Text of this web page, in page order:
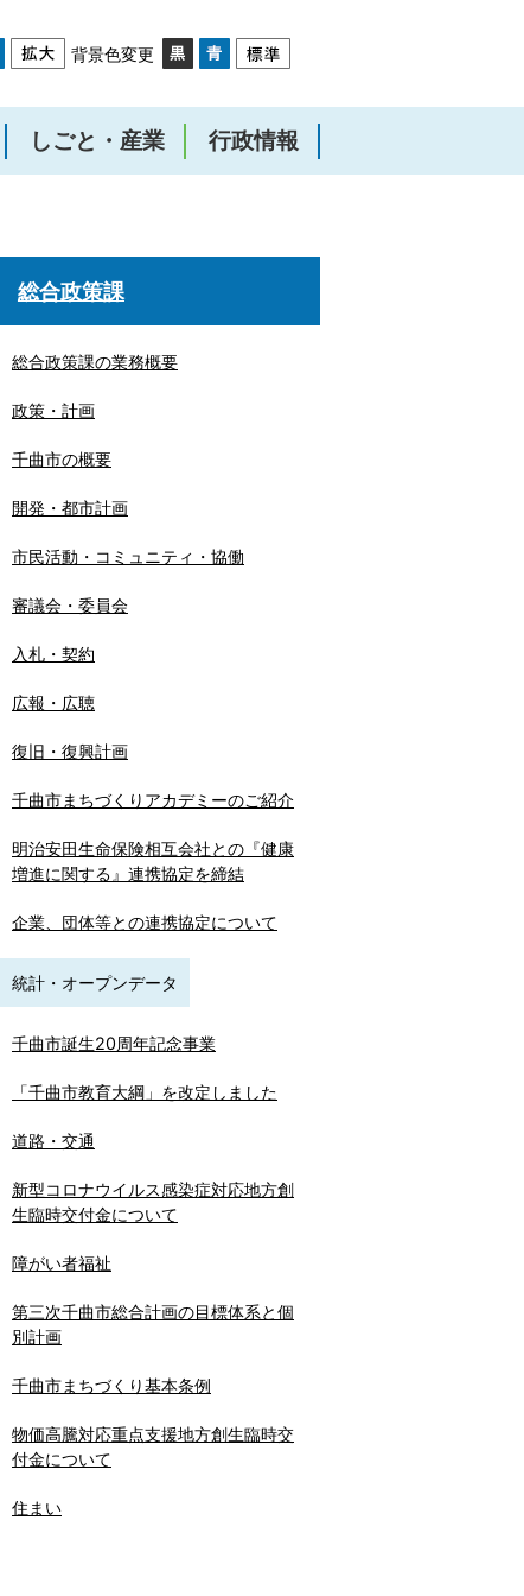
背景色変更
しごと・産業 行政情報
総合政策課
総合政策課の業務概要
政策・計画
千曲市の概要
開発・都市計画
市民活動・コミュニティ・協働
審議会・委員会
入札・契約
広報・広聴
復旧・復興計画
千曲市まちづくりアカデミーのご紹介
明治安田生命保険相互会社との『健康
増進に関する』連携協定を締結
企業、団体等との連携協定について
統計・オープンデータ
千曲市誕生20周年記念事業
「千曲市教育大綱」を改定しました
道路・交通
新型コロナウイルス感染症対応地方創
生臨時交付金について
障がい者福祉
第三次千曲市総合計画の目標体系と個
別計画
千曲市まちづくり基本条例
物価高騰対応重点支援地方創生臨時交
付金について
住まい